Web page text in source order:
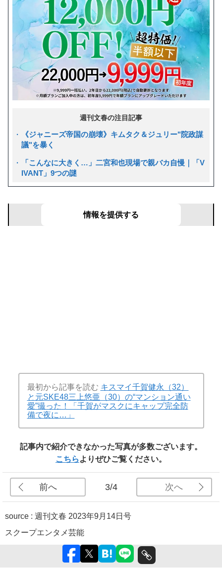
週刊文春の注目記事
《ジャニーズ帝国の崩壊》キムタク＆ジュリー"院政謀
議"を暴く
「こんなに大きく…」二宮和也現場で親バカ自慢｜「V
IVANT」9つの謎
あなたの目の前で起きた事件を募集！
情報を提供する
最初から記事を読む キスマイ千賀健永（32）
と元SKE48三上悠亜（30）の“マンション通い
愛”撮った！「千賀がマスクにキャップ完全防
備で夜に…」
記事内で紹介できなかった写真が多数ございます。
こちら よりぜひご覧ください。
前へ 3/4 次へ
source : 週刊文春 2023年9月14日号
スクープエンタメ芸能